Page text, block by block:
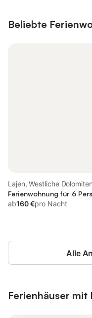
Beliebte
Lajen, Westliche Dolomiten
Ferienwohnung für 6
ab160 €pro Nacht
Alle
Ferienhäuser mit